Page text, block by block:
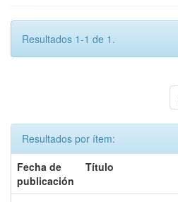
Resultados 1-1 de 1.
Resultados por ítem:
Fecha de
publicación
Título